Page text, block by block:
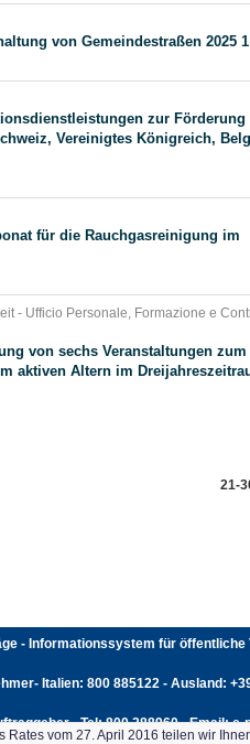
vom 27. April 2016 teilen wir
von Gemeindestraßen 2025 1
zur Förderung
Vereinigtes Königreich,
für die Rauchgasreinigung im
- Ufficio Personale, Formazione e
von sechs Veranstaltungen zum
aktiven Altern im
21-
- Informationssystem für öffentliche
Italien: 800 885122 - Ausland:
- Tel: 800 288960 - Email: